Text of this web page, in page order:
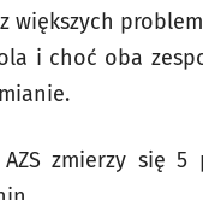
większych
i choć oba
zmierzy się